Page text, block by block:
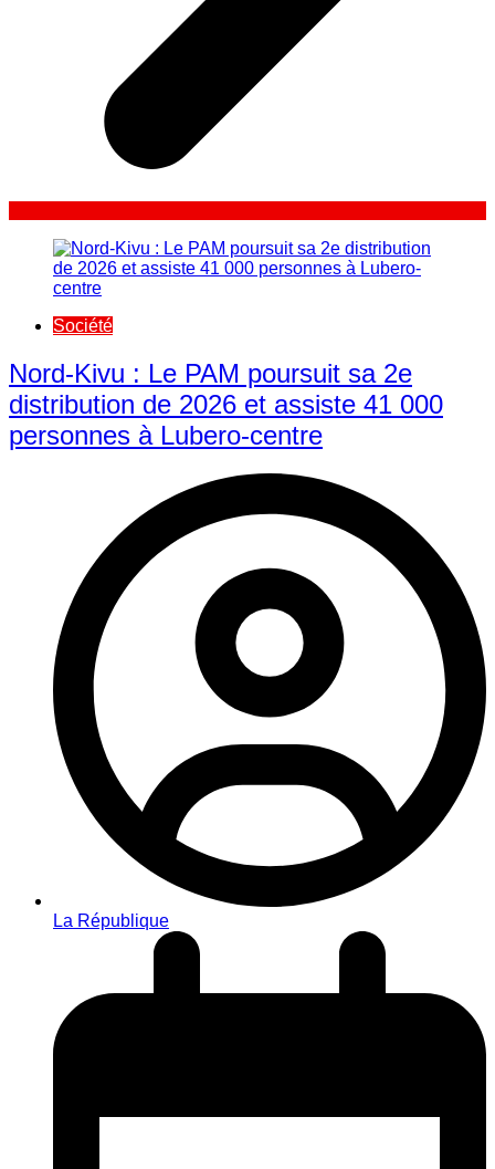
Société
Nord-Kivu : Le PAM poursuit sa 2e
distribution de 2026 et assiste 41 000
personnes à Lubero-centre
La République